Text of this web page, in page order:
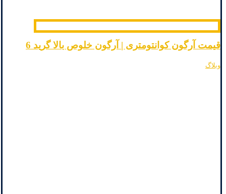
قیمت آرگون کوانتومتری | آرگون خلوص بالا گرید 6
وبلاگ